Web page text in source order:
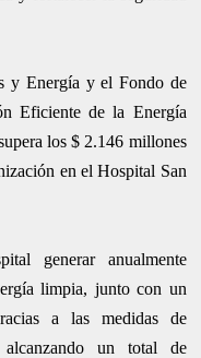
y Energía y el Fondo de
Eficiente de la Energía
los $ 2.146 millones
en el Hospital San
generar anualmente
limpia, junto con un
a las medidas de
alcanzando un total de